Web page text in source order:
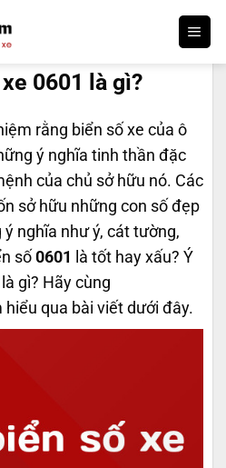
0601 là gì?
rằng biển số xe của ô
ý nghĩa tinh thần đặc
của chủ sở hữu nó. Các
sở hữu những con số đẹp
nghĩa như ý, cát tường,
số 0601 là tốt hay xấu? Ý
là gì? Hãy cùng
hiểu qua bài viết dưới đây.